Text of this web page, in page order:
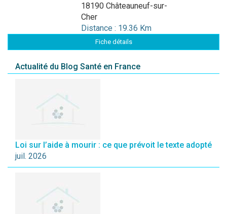
18190 Châteauneuf-sur-
Cher
Distance : 19.36 Km
Fiche détails
Actualité du Blog Santé en France
Loi sur l’aide à mourir : ce que prévoit le texte adopté
juil. 2026